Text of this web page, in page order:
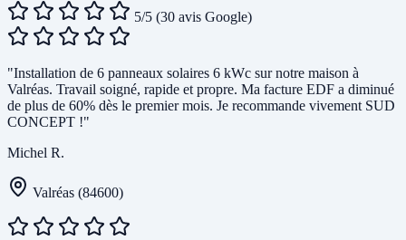
5/5 (30 avis Google)
"Installation de 6 panneaux solaires 6 kWc sur notre maison à
Valréas. Travail soigné, rapide et propre. Ma facture EDF a diminué
de plus de 60% dès le premier mois. Je recommande vivement SUD
CONCEPT !"
Michel R.
Valréas (84600)